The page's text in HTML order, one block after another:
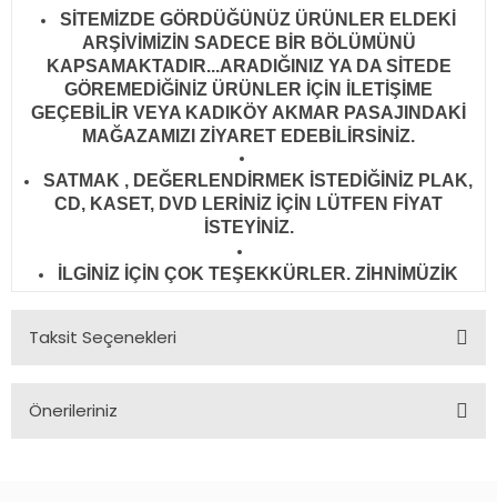
SİTEMİZDE GÖRDÜĞÜNÜZ ÜRÜNLER ELDEKİ
ARŞİVİMİZİN SADECE BİR BÖLÜMÜNÜ
KAPSAMAKTADIR...ARADIĞINIZ YA DA SİTEDE
GÖREMEDİĞİNİZ ÜRÜNLER İÇİN İLETİŞİME
GEÇEBİLİR VEYA KADIKÖY AKMAR PASAJINDAKİ
MAĞAZAMIZI ZİYARET EDEBİLİRSİNİZ.
SATMAK , DEĞERLENDİRMEK İSTEDİĞİNİZ PLAK,
CD, KASET, DVD LERİNİZ İÇİN LÜTFEN FİYAT
İSTEYİNİZ.
İLGİNİZ İÇİN ÇOK TEŞEKKÜRLER. ZİHNİMÜZİK
Taksit Seçenekleri
Önerileriniz